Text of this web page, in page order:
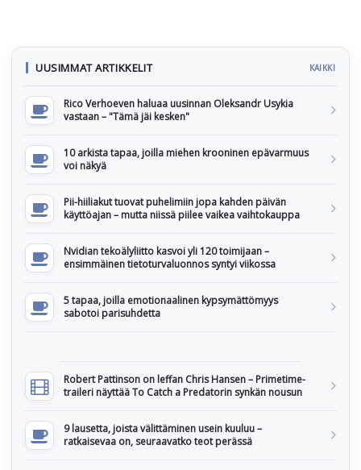
UUSIMMAT ARTIKKELIT KAIKKI
Rico Verhoeven haluaa uusinnan Oleksandr Usykia
vastaan – "Tämä jäi kesken"
10 arkista tapaa, joilla miehen krooninen epävarmuus
voi näkyä
Pii-hiiliakut tuovat puhelimiin jopa kahden päivän
käyttöajan – mutta niissä piilee vaikea vaihtokauppa
Nvidian tekoälyliitto kasvoi yli 120 toimijaan –
ensimmäinen tietoturvaluonnos syntyi viikossa
5 tapaa, joilla emotionaalinen kypsymättömyys
sabotoi parisuhdetta
Robert Pattinson on leffan Chris Hansen – Primetime-
traileri näyttää To Catch a Predatorin synkän nousun
9 lausetta, joista välittäminen usein kuuluu –
ratkaisevaa on, seuraavatko teot perässä